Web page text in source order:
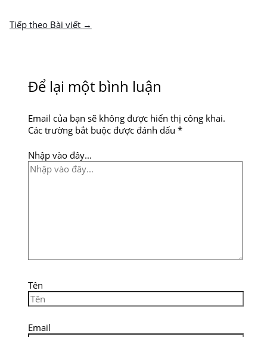
Tiếp theo Bài viết →
Để lại một bình luận
Email của bạn sẽ không được hiển thị công khai.
Các trường bắt buộc được đánh dấu*
Nhập vào đây...
Tên
Email